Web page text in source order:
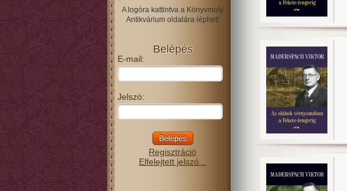
A logóra kattintva a Könyvmoly
Antikvárium oldalára léphet!
Belépés
E-mail:
Jelszó:
Regisztráció
Elfelejtett jelszó...